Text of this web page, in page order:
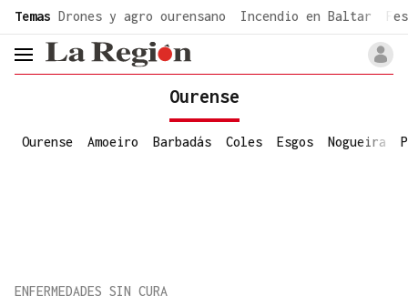
Temas Drones y agro ourensano Incendio en Baltar
header.menu.open
Ourense
Ourense Amoeiro Barbadás Coles Esgos Nogueira
ENFERMEDADES SIN CURA